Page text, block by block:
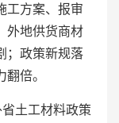
工方案、报审
外地供货商材
；政策新规落
倍。
土工材料政策